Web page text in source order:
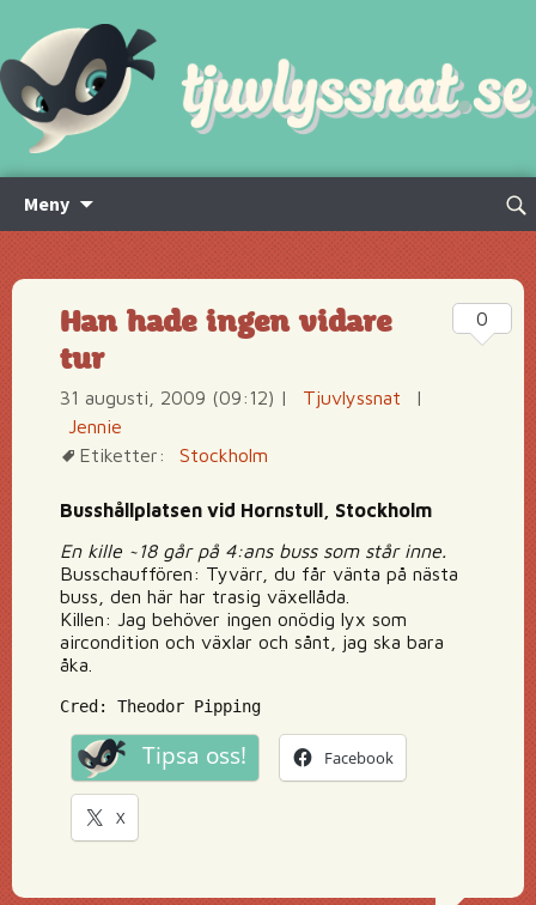
Meny
innehåll
Sök
Han hade ingen vidare
tur
31 augusti, 2009 (09:12) | Tjuvlyssnat
|
Jennie
Etiketter:
Stockholm
Busshållplatsen vid Hornstull, Stockholm
En kille ~18 går på 4:ans buss som står inne.
Busschauffören: Tyvärr, du får vänta på nästa
buss, den här har trasig växellåda.
Killen: Jag behöver ingen onödig lyx som
aircondition och växlar och sånt, jag ska bara
åka.
Cred: Theodor Pipping
Tipsa oss! Facebook
X
0